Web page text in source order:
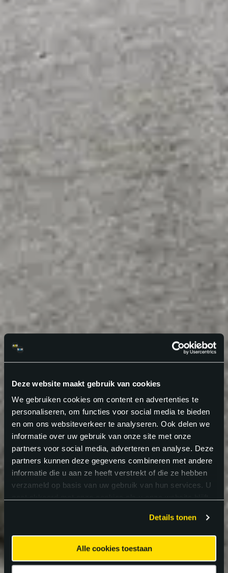
Deze website maakt gebruik van cookies
We gebruiken cookies om content en advertenties te
personaliseren, om functies voor social media te bieden
en om ons websiteverkeer te analyseren. Ook delen we
informatie over uw gebruik van onze site met onze
partners voor social media, adverteren en analyse. Deze
partners kunnen deze gegevens combineren met andere
informatie die u aan ze heeft verstrekt of die ze hebben
verzameld op basis van uw gebruik van hun services. U
Details tonen
Alle cookies toestaan